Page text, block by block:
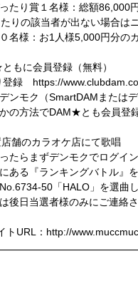
たり賞１名様：総額86,000
りの該当者が出ない場合は
名様：お1人様5,000円分の
もに会員登録（無料）
登録 https://
ンモク（SmartDAMまたは
の方法でDAM★とも会員登
舗のカラオケ店にて歌唱
たらまずデンモクでログイン
ある『ランキングバトル』
50「HALO」を選曲
後日当選者様のみにご連絡さ
トURL：http://